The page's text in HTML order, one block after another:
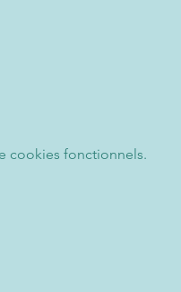
cookies fonctionnels.